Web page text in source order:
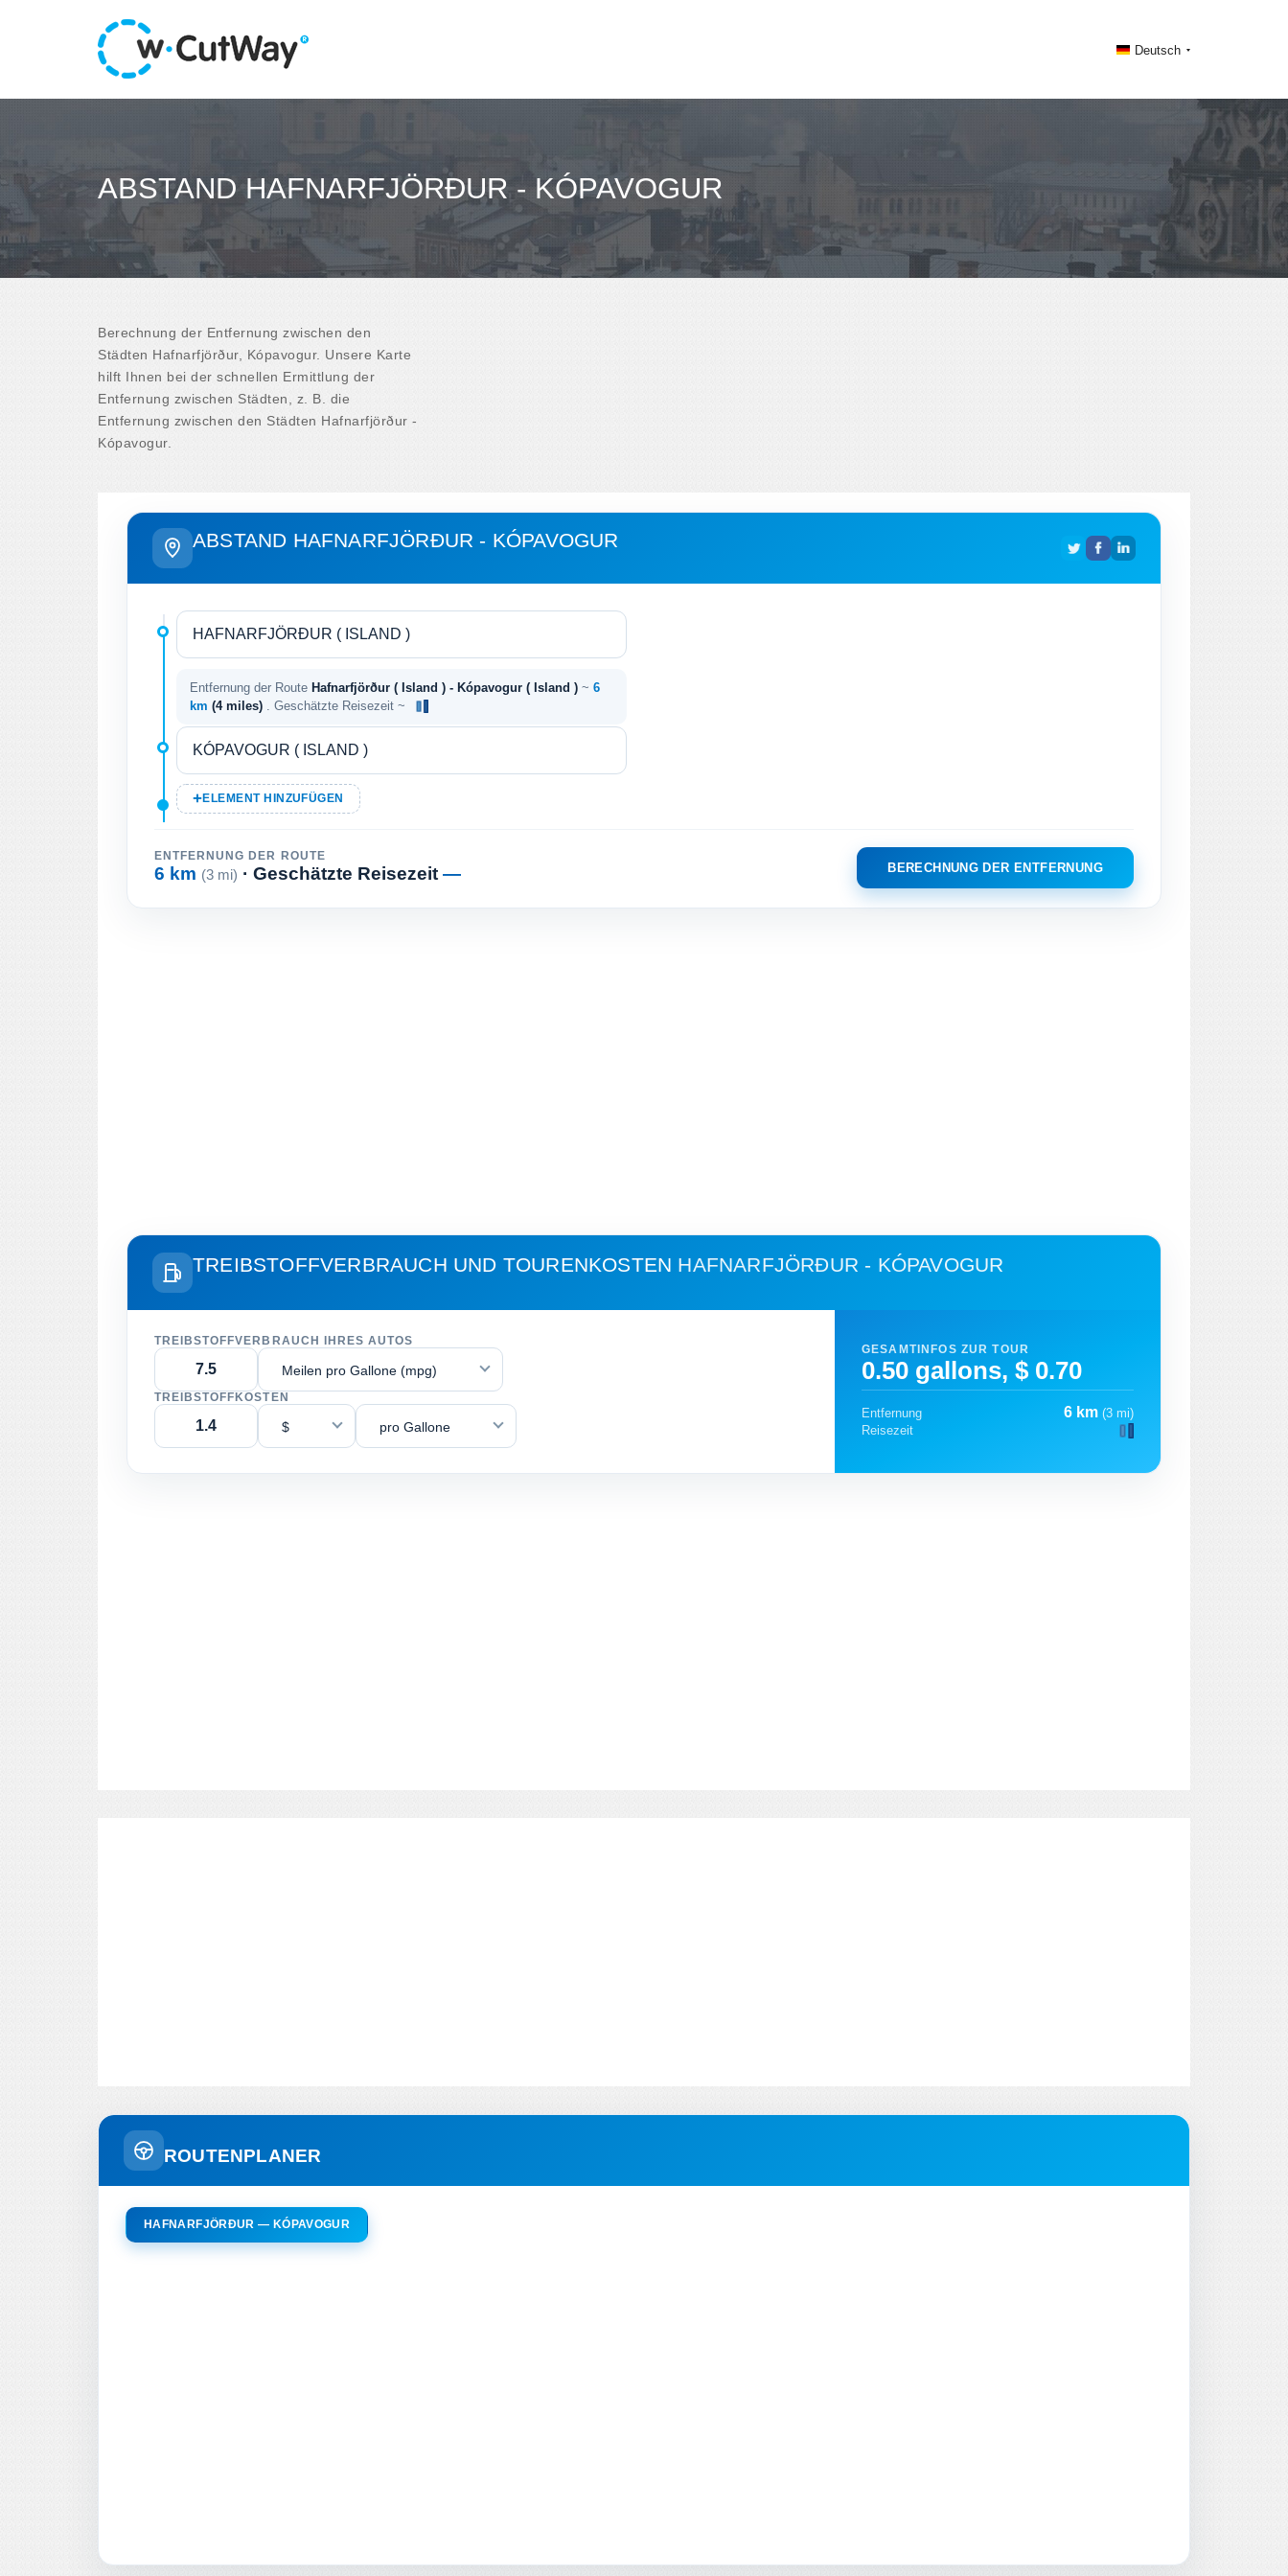
Deutsch
ABSTAND HAFNARFJÖRÐUR - KÓPAVOGUR
Berechnung der Entfernung zwischen den
Städten Hafnarfjörður, Kópavogur. Unsere Karte
hilft Ihnen bei der schnellen Ermittlung der
Entfernung zwischen Städten, z. B. die
Entfernung zwischen den Städten Hafnarfjörður -
Kópavogur.
ABSTAND HAFNARFJÖRÐUR - KÓPAVOGUR
Entfernung der Route Hafnarfjörður ( Island ) - Kópavogur ( Island ) ~ 6
km (4 miles) . Geschätzte Reisezeit ~
ELEMENT HINZUFÜGEN
ENTFERNUNG DER ROUTE
6 km (3 mi) · Geschätzte Reisezeit — BERECHNUNG DER ENTFERNUNG
TREIBSTOFFVERBRAUCH UND TOURENKOSTEN HAFNARFJÖRÐUR - KÓPAVOGUR
TREIBSTOFFVERBRAUCH IHRES AUTOS
Meilen pro Gallone (mpg)
TREIBSTOFFKOSTEN
$ pro Gallone
GESAMTINFOS ZUR TOUR
0.50 gallons, $ 0.70
Entfernung 6 km (3 mi)
Reisezeit
ROUTENPLANER
HAFNARFJÖRÐUR — KÓPAVOGUR